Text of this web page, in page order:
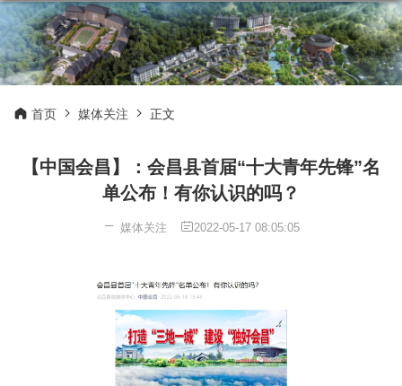
首页 媒体关注 正文
【中国会昌】：会昌县首届“十大青年先锋”名
单公布！有你认识的吗？
媒体关注 2022-05-17 08:05:05